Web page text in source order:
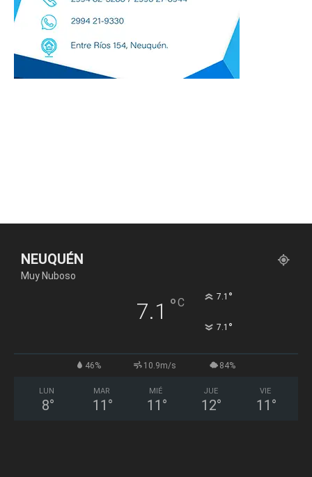
NEUQUÉN
Muy Nuboso
7.1 °C 7.1 °
7.1 °
46% 10.9m/s 84%
LUN
8°
MAR
11 °
MIÉ
11 °
JUE
12°
VIE
11 °